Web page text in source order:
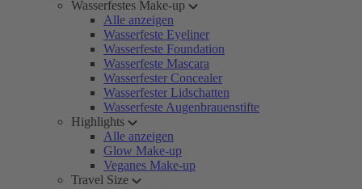
Wasserfestes Make-up
Alle anzeigen
Wasserfeste Eyeliner
Wasserfeste Foundation
Wasserfeste Mascara
Wasserfester Concealer
Wasserfester Lidschatten
Wasserfeste Augenbrauenstifte
Highlights
Alle anzeigen
Glow Make-up
Veganes Make-up
Travel Size